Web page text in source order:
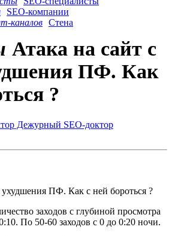
SEO-компании
Стена
Атака на сайт с
ПФ. Как
?
Дежурный SEO-доктор
ухудшения ПФ. Как с ней бороться ?
заходов с глубиной просмотра
По 50-60 заходов с 0 до 0:20 ночи.